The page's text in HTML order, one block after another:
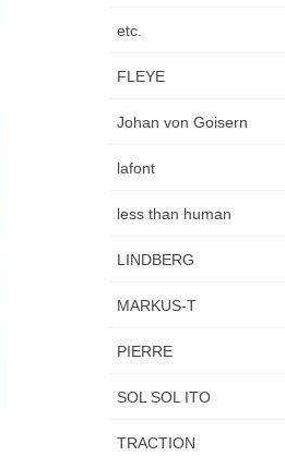
etc.
FLEYE
Johan von Goisern
lafont
less than human
LINDBERG
MARKUS-T
PIERRE
SOL SOL ITO
TRACTION